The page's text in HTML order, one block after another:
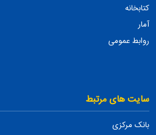
کتابخانه
آمار
روابط عمومی
سایت های مرتبط
بانک مرکزی